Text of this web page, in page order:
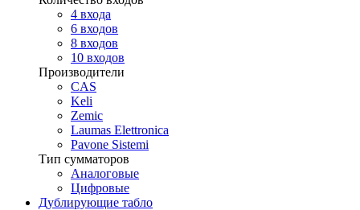
4 входа
6 входов
8 входов
10 входов
Производители
CAS
Keli
Zemic
Laumas Elettronica
Pavone Sistemi
Тип сумматоров
Аналоговые
Цифровые
Дублирующие табло